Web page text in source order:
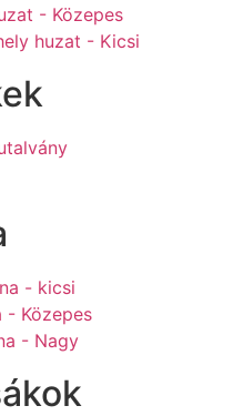
- Közepes
huzat - Kicsi
- kicsi
- Közepes
- Nagy